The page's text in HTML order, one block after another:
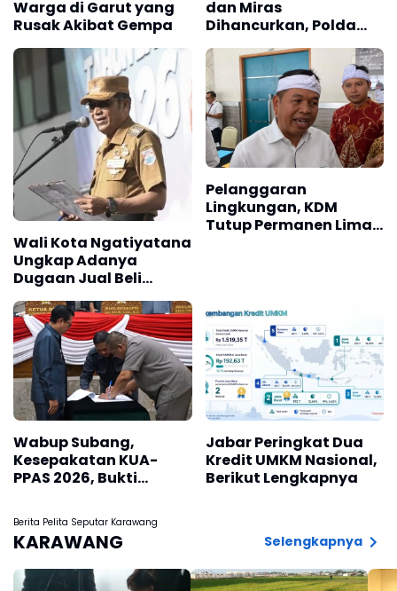
Warga di Garut yang
Rusak Akibat Gempa
dan Miras
Dihancurkan, Polda
Jabar Tangkap 1.245
Tersangka
Wali Kota Ngatiyatana
Ungkap Adanya
Dugaan Jual Beli
Seragam di Sekolah
Pelanggaran
Lingkungan, KDM
Tutup Permanen Lima
Wabup Subang,
Kesepakatan KUA-
PPAS 2026, Bukti
Jabar Peringkat Dua
Kredit UMKM Nasional,
Berikut Lengkapnya
Berita Pelita Seputar Karawang
KARAWANG Selengkapnya